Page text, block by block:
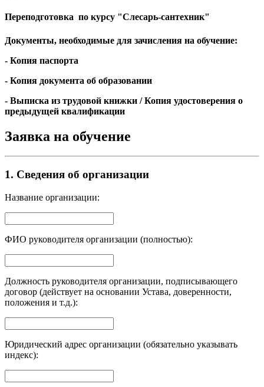
Переподготовка по курсу "Слесарь-сантехник"
Документы, необходимые для зачисления на обучение:
- Копия паспорта
- Копия документа об образовании
- Выписка из трудовой книжки / Копия удостоверения о
предыдущей квалификации
Заявка на обучение
1. Сведения об организации
Название организации:
ФИО руководителя организации (полностью):
Должность руководителя организации, подписывающего
договор (действует на основании Устава, доверенности,
положения и т.д.):
Юридический адрес организации (обязательно указывать
индекс):